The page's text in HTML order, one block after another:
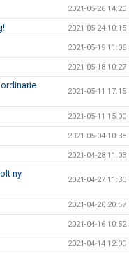
2021-05-26 14:20
2021-05-24 10:15
2021-05-19 11:06
2021-05-18 10:27
2021-05-11 17:15
2021-05-11 15:00
2021-05-04 10:38
2021-04-28 11:03
ny
2021-04-27 11:30
2021-04-20 20:57
2021-04-16 10:52
2021-04-14 12:00